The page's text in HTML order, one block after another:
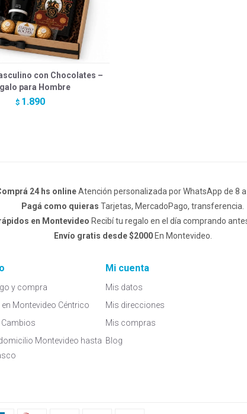
con Chocolates –
para Hombre
$ 1.890
24 hs onlineAtención personalizada por WhatsApp de 8 a
Pagá como quieras Tarjetas, MercadoPago, transferencia.
en Montevideo Recibí tu regalo en el día comprando
Envío gratis desde $2000En Montevideo.
y compra
en Montevideo Céntrico
Cambios
Montevideo hasta
Mi cuenta
Mis datos
Mis direcciones
Mis compras
Blog